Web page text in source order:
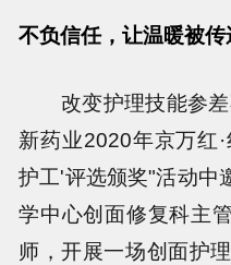
不负信任，让温暖被传
改变护理技能参差
新药业2020年京万红
护工'评选颁奖"活动中
学中心创面修复科主
师，开展一场创面护